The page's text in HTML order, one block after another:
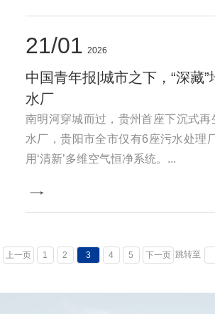
21 01 2026
中国青年报|城市之下，“深藏”
水厂
南明河穿城而过，贵州首座下沉式再
水厂，贵阳市全市仅有6座污水处理
用‘清新’多维空气恒净系统。...
上一页 1 2 3 4 5 下一页 跳转至